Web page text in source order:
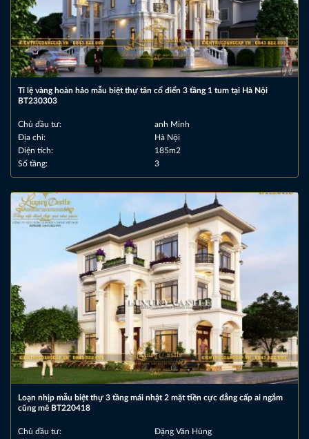
Tỉ lệ vàng hoàn hảo mẫu biệt thự tân cổ điển 3 tầng 1 tum tại Hà Nội
BT230303
Chủ đầu tư:
anh Minh
Địa chỉ:
Hà Nội
Diện tích:
185m2
Số tầng:
3
Loạn nhịp mẫu biệt thự 3 tầng mái nhật 2 mặt tiền cực đẳng cấp ai ngắm
cũng mê BT220418
Chủ đầu tư:
Đặng Văn Hùng